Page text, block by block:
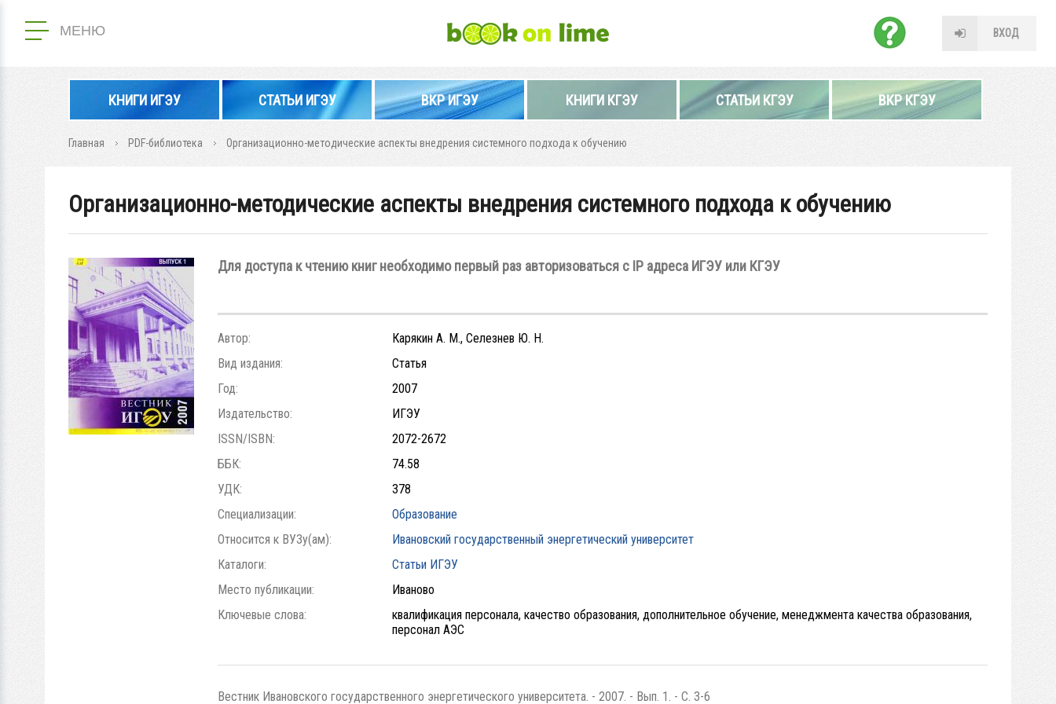
МЕНЮ ВХОД
КНИГИ ИГЭУ СТАТЬИ ИГЭУ ВКР ИГЭУ КНИГИ КГЭУ СТАТЬИ КГЭУ ВКР КГЭУ
Главная PDF-библиотека Организационно-методические аспекты внедрения системного подхода к обучению
Организационно-методические аспекты внедрения системного подхода к обучению
Для доступа к чтению книг необходимо первый раз авторизоваться с IP адреса ИГЭУ или КГЭУ
Автор:
Карякин А. М., Селезнев Ю. Н.
Вид издания:
Статья
Год:
2007
Издательство:
ИГЭУ
ISSN/ISBN:
2072-2672
ББК:
74.58
УДК:
378
Специализации:
Образование
Относится к ВУЗу(ам):
Ивановский государственный энергетический университет
Каталоги:
Статьи ИГЭУ
Место публикации:
Иваново
Ключевые слова:
квалификация персонала, качество образования, дополнительное обучение, менеджмента качества образования,
персонал АЭС
Вестник Ивановского государственного энергетического университета. - 2007. - Вып. 1. - С. 3-6